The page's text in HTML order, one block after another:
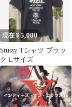
現在 ¥5,000
Stussy Tシャツ ブラッ
ク Lサイズ